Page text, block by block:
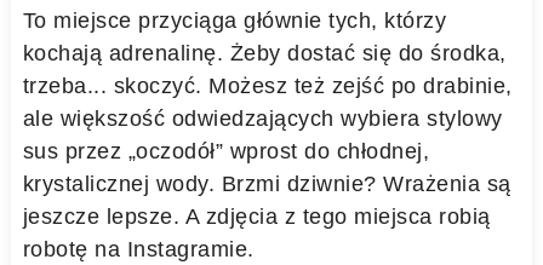
To miejsce przyciąga głównie tych, którzy
kochają adrenalinę. Żeby dostać się do środka,
trzeba... skoczyć. Możesz też zejść po drabinie,
ale większość odwiedzających wybiera stylowy
sus przez „oczodół” wprost do chłodnej,
krystalicznej wody. Brzmi dziwnie? Wrażenia są
jeszcze lepsze. A zdjęcia z tego miejsca robią
robotę na Instagramie.